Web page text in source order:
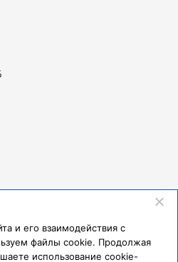
бюджетное образовательное
«Самарский
Федерации». Клиники СамГМУ
и его взаимодействия с
файлы cookie. Продолжая
использование cookie-